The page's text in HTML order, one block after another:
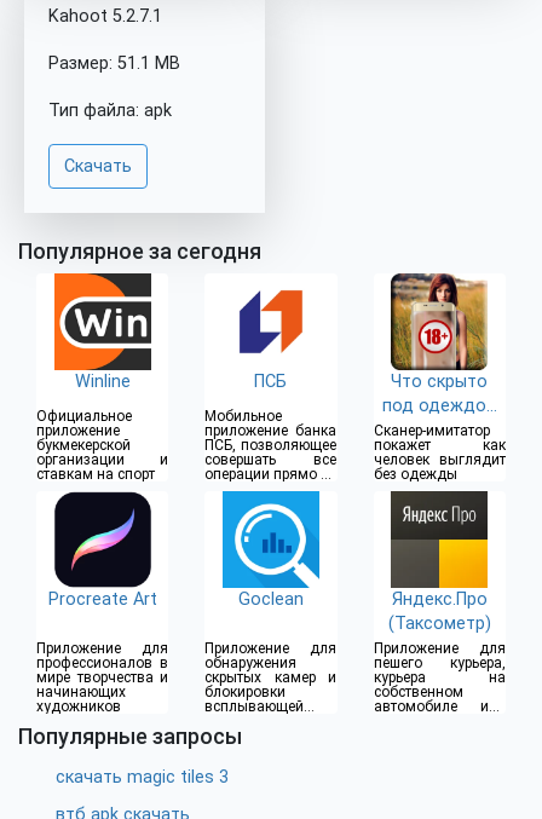
Kahoot 5.2.7.1
Размер: 51.1 MB
Тип файла: apk
Скачать
Популярное за сегодня
Winline
Официальное
приложение
букмекерской
организации и
ставкам на спорт
ПСБ
Мобильное
приложение банка
ПСБ, позволяющее
совершать все
операции прямо из
дома
Что скрыто
под одеждой
(18+)
Сканер-имитатор
покажет как
человек выглядит
без одежды
Procreate Art
Приложение для
профессионалов в
мире творчества и
начинающих
художников
Goclean
Приложение для
обнаружения
скрытых камер и
блокировки
всплывающей
Яндекс.Про
(Таксометр)
Приложение для
пешего курьера,
курьера на
собственном
автомобиле или
Популярные запросы
скачать magic tiles 3